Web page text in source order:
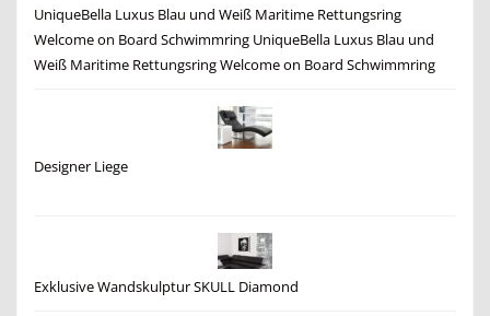
UniqueBella Luxus Blau und Weiß Maritime Rettungsring
Welcome on Board Schwimmring UniqueBella Luxus Blau und
Weiß Maritime Rettungsring Welcome on Board Schwimmring
Designer Liege
Exklusive Wandskulptur SKULL Diamond